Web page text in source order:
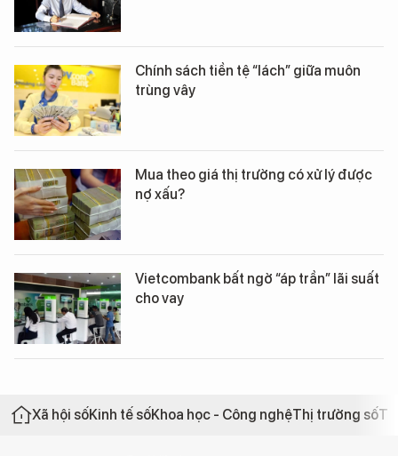
Chính sách tiền tệ “lách” giữa muôn
trùng vây
Mua theo giá thị trường có xử lý được
nợ xấu?
Vietcombank bất ngờ “áp trần” lãi suất
cho vay
Xã hội sốKinh tế sốKhoa học - Công nghệThị trường số